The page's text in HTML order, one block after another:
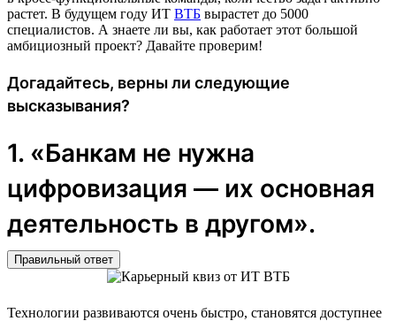
растет. В будущем году ИТ ВТБ вырастет до 5000
специалистов. А знаете ли вы, как работает этот большой
амбициозный проект? Давайте проверим!
Догадайтесь, верны ли следующие
высказывания?
1. «Банкам не нужна
цифровизация — их основная
деятельность в другом».
Правильный ответ
Технологии развиваются очень быстро, становятся доступнее